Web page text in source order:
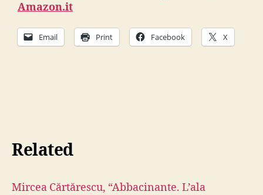
Amazon.it
Email Print Facebook X
Related
Mircea Cărtărescu, “Abbacinante. L’ala